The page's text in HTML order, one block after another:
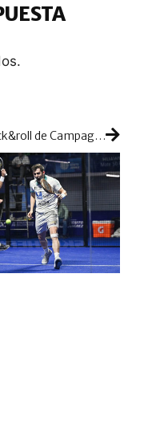
Rock&roll de Campagnolo y Sanz para meterle decibelios a los octavos de México